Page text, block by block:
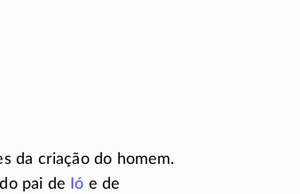
da criação do homem.
pai de
Ió e de